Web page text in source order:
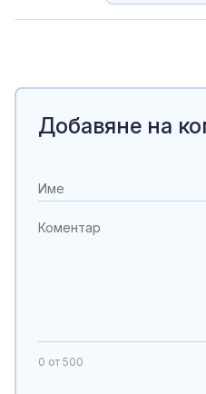
Добавяне на
0 от 500